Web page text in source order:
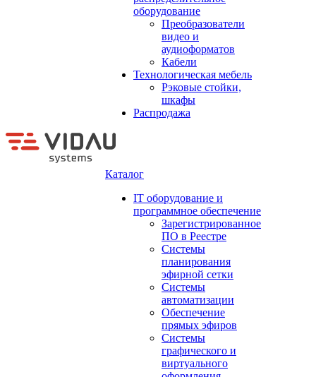
оборудование
Преобразователи
видео и
аудиоформатов
Кабели
Технологическая мебель
Рэковые стойки,
шкафы
Распродажа
Каталог
IT оборудование и
программное обеспечение
Зарегистрированное
ПО в Реестре
Системы
планирования
эфирной сетки
Системы
автоматизации
Обеспечение
прямых эфиров
Системы
графического и
виртуального